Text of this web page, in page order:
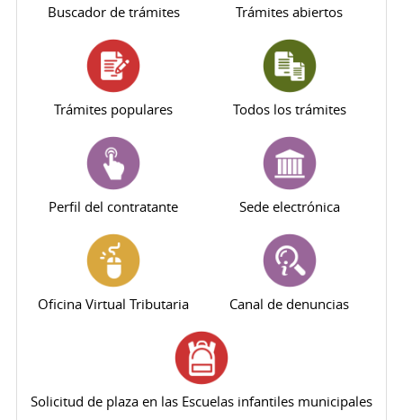
Buscador de trámites Trámites abiertos
Trámites populares Todos los trámites
Perfil del contratante Sede electrónica
Oficina Virtual Tributaria Canal de denuncias
Solicitud de plaza en las Escuelas infantiles municipales